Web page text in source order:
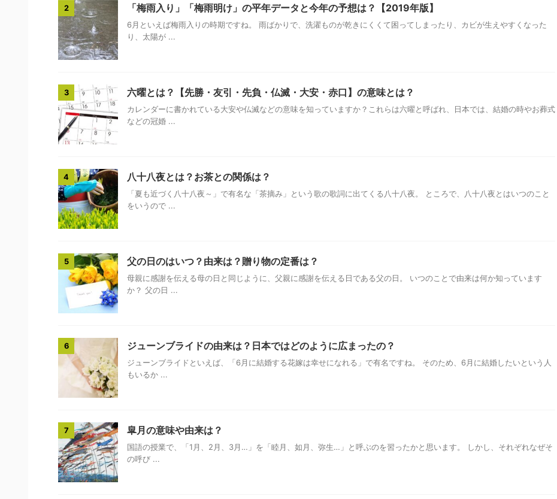
2 「梅雨入り」「梅雨明け」の平年データと今年の予想は？【2019年版】
6月といえば梅雨入りの時期ですね。 雨ばかりで、洗濯ものが乾きにくくて困ってしまったり、カビが生えやすくなった
り、太陽が ...
3 六曜とは？【先勝・友引・先負・仏滅・大安・赤口】の意味とは？
カレンダーに書かれている大安や仏滅などの意味を知っていますか？これらは六曜と呼ばれ、日本では、結婚の時やお葬式
などの冠婚 ...
4 八十八夜とは？お茶との関係は？
「夏も近づく八十八夜～」で有名な「茶摘み」という歌の歌詞に出てくる八十八夜。 ところで、八十八夜とはいつのこと
をいうので ...
5 父の日のはいつ？由来は？贈り物の定番は？
母親に感謝を伝える母の日と同じように、父親に感謝を伝える日である父の日。 いつのことで由来は何か知っています
か？ 父の日 ...
6 ジューンブライドの由来は？日本ではどのように広まったの？
ジューンブライドといえば、「6月に結婚する花嫁は幸せになれる」で有名ですね。 そのため、6月に結婚したいという人
もいるか ...
7 皐月の意味や由来は？
国語の授業で、「1月、2月、3月…」を「睦月、如月、弥生…」と呼ぶのを習ったかと思います。 しかし、それぞれなぜそ
の呼び ...
2022/4/12
ミョウガのココが嫌い！ミョウガ嫌いの大人
大人100人聞いた「この野菜が嫌い（独自調査）」
ランキング10位の、ミョウガ。 和食にちょこんと入
っているイメージで、独特の香りがしますよね。 実
は子どもには内緒なのですが…私も、唯一食べられ
ない野菜がミョウガです。 同じ意見の方がいてどこ
かほっとするとともに、やはり「独特のクセのある
いうのには激しく同意です。 ミョウガのここが嫌
い！ 大人からのリアルな回答 クセ クセが強いか
ら食べられない。 えぐい・避けづらい 独特の香り
が苦手なのと、ちょっとえぐみのある ...
ReadMore
先日、模様替えをしたのですが。大物家具を一人で
動かせず、3週間近くもかかってしまいました。 休
みのたびに、朝から眠そうな家族をたたき起こして
と。 友人はもともと、そういうところのお金の使い
「おすすめ五徳」や火災予防の知恵などもご
越や買い替え時のポイント 意外と知らな